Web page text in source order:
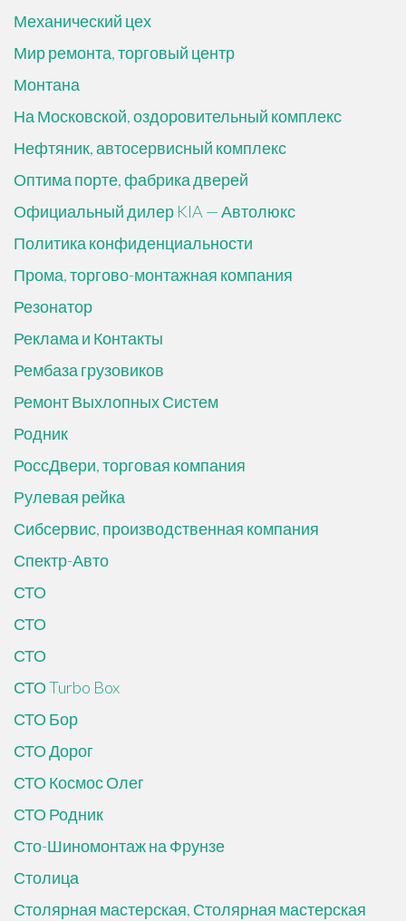
Механический цех
Мир ремонта, торговый центр
Монтана
На Московской, оздоровительный комплекс
Нефтяник, автосервисный комплекс
Оптима порте, фабрика дверей
Официальный дилер KIA — Автолюкс
Политика конфиденциальности
Прома, торгово-монтажная компания
Резонатор
Реклама и Контакты
Рембаза грузовиков
Ремонт Выхлопных Систем
Родник
РоссДвери, торговая компания
Рулевая рейка
Сибсервис, производственная компания
Спектр-Авто
СТО
СТО
СТО
СТО Turbo Box
СТО Бор
СТО Дорог
СТО Космос Олег
СТО Родник
Сто-Шиномонтаж на Фрунзе
Столица
Столярная мастерская, Столярная мастерская